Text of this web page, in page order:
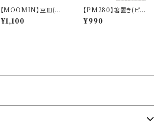
【MOOMIN】豆皿(お
こる)【MM14000】M
M14003-333
¥1,100
【PM280】箸置き(ピカ
チュウ)【Daily Sketch】
PM284-402
¥990